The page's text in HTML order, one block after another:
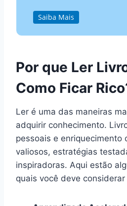
Saiba Mais
Por que Ler
Como Ficar
Ler é uma das maneiras
adquirir conhecimento.
pessoais e enriquecimento
valiosos, estratégias
inspiradoras. Aqui estão
quais você deve